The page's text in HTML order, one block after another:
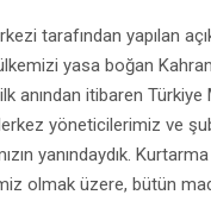
tarafından yapılan
yasa boğan
anından itibaren Türkiye
yöneticilerimiz ve
yanındaydık.
olmak üzere, bütün